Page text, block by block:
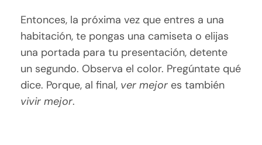
Entonces, la próxima vez que entres a una
habitación, te pongas una camiseta o elijas
una portada para tu presentación, detente
un segundo. Observa el color. Pregúntate qué
dice. Porque, al final, ver mejor es también
vivir mejor.